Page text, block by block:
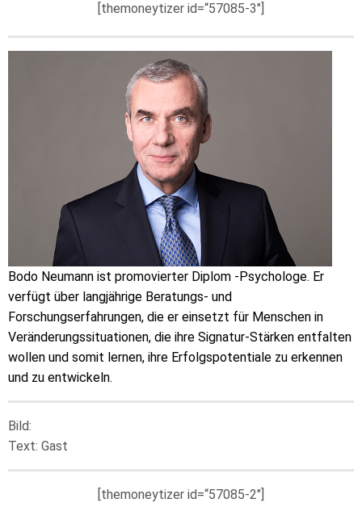
[themoneytizer id=“57085-3″]
Bodo Neumann ist promovierter Diplom -Psychologe. Er
verfügt über langjährige Beratungs- und
Forschungserfahrungen, die er einsetzt für Menschen in
Veränderungssituationen, die ihre Signatur-Stärken entfalten
wollen und somit lernen, ihre Erfolgspotentiale zu erkennen
und zu entwickeln.
Bild:
Text: Gast
[themoneytizer id=“57085-2″]